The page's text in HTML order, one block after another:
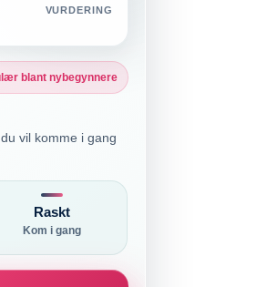
VURDERING
blant nybegynnere
vil komme i gang
Raskt
Kom i gang